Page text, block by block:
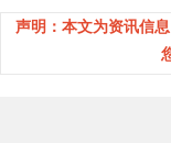
声明：本文为资讯信